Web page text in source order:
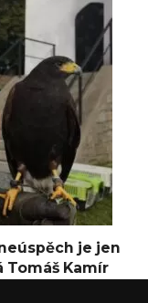
je jen
Tomáš Kamír